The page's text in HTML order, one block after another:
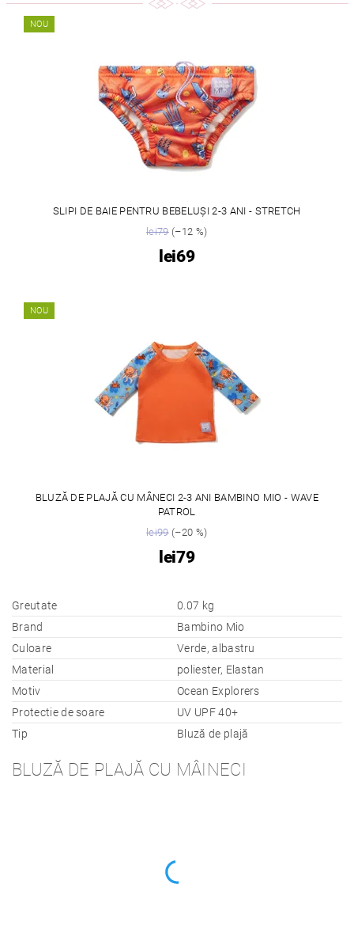
NOU
SLIPI DE BAIE PENTRU BEBELUȘI 2-3 ANI - STRETCH
lei79(–12 %)
lei69
NOU
BLUZĂ DE PLAJĂ CU MÂNECI 2-3 ANI BAMBINO MIO - WAVE
PATROL
lei99(–20 %)
lei79
Greutate
0.07 kg
Brand
Bambino Mio
Culoare
Verde, albastru
Material
poliester, Elastan
Motiv
Ocean Explorers
Protectie de soare
UV UPF 40+
Tip
Bluză de plajă
BLUZĂ DE PLAJĂ CU MÂINECI